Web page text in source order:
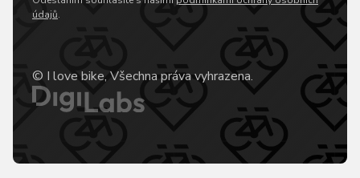
údajů.
© I love bike, Všechna práva vyhrazena.